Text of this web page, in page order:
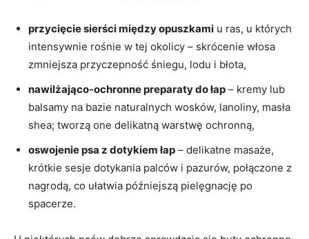
przycięcie sierści między opuszkami u ras, u których
intensywnie rośnie w tej okolicy – skrócenie włosa
zmniejsza przyczepność śniegu, lodu i błota,
nawilżająco-ochronne preparaty do łap – kremy lub
balsamy na bazie naturalnych wosków, lanoliny, masła
shea; tworzą one delikatną warstwę ochronną,
oswojenie psa z dotykiem łap – delikatne masaże,
krótkie sesje dotykania palców i pazurów, połączone z
nagrodą, co ułatwia późniejszą pielęgnację po
spacerze.